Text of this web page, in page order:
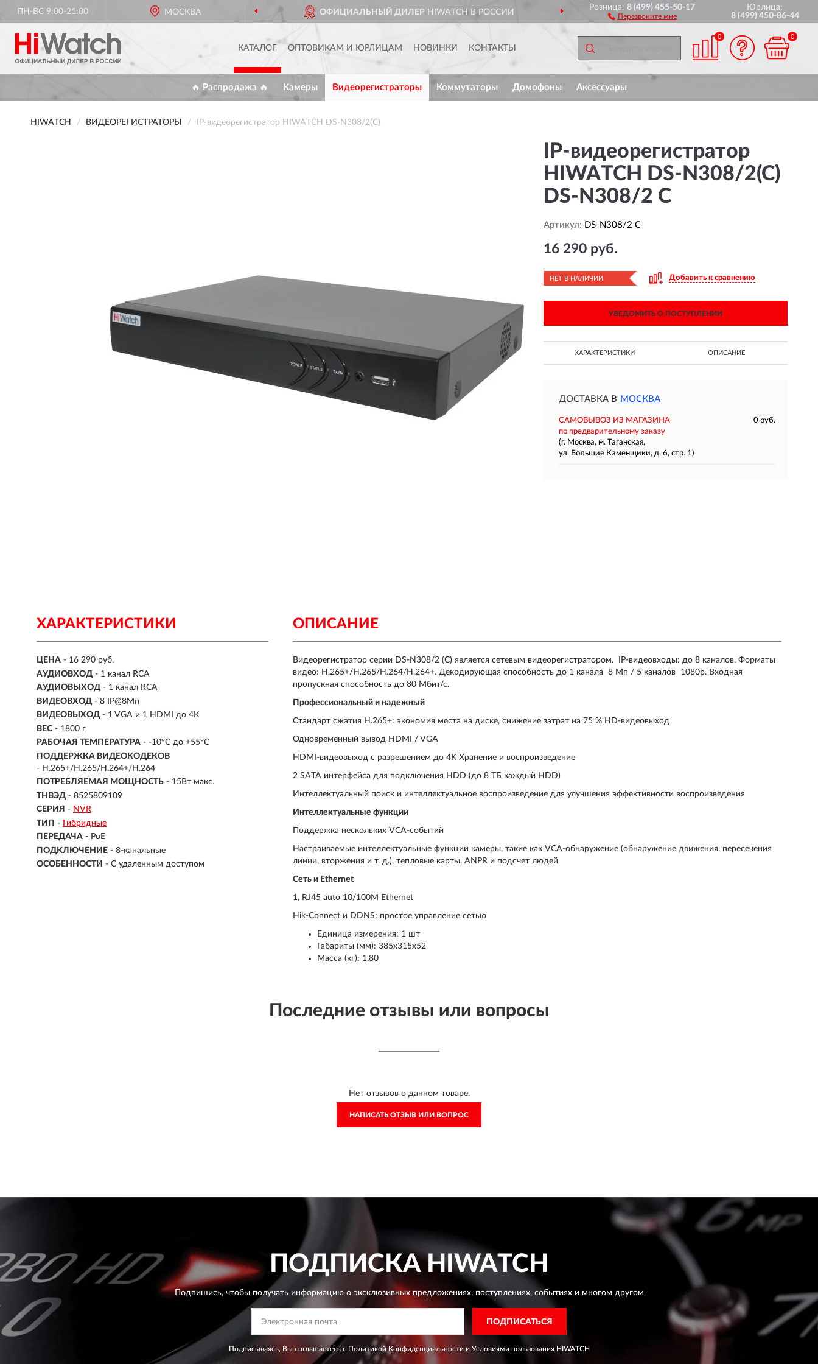
ПН-ВС 9:00-21:00 МОСКВА ОФИЦИАЛЬНЫЙ ДИЛЕРHIWATCH В РОССИИ ДОСТАВИМ ПО ВСЕЙ РОССИИ
Розница:8 (499) 455-50-17
Перезвоните мне
Юрлица:
8 (499) 450-86-44
КАТАЛОГ ОПТОВИКАМ И ЮРЛИЦАМ НОВИНКИ КОНТАКТЫ
0 0
🔥 Распродажа 🔥 Камеры Видеорегистраторы Коммутаторы Домофоны Аксессуары
HIWATCH ВИДЕОРЕГИСТРАТОРЫ IP-видеорегистратор HIWATCH DS-N308/2(C)
IP-видеорегистратор
HIWATCH DS-N308/2(C)
DS-N308/2 C
Артикул: DS-N308/2 C
16 290 руб.
НЕТ В НАЛИЧИИ Добавить к сравнению
УВЕДОМИТЬ О ПОСТУПЛЕНИИ
ХАРАКТЕРИСТИКИ ОПИСАНИЕ
ДОСТАВКА В МОСКВА
САМОВЫВОЗ ИЗ МАГАЗИНА
0 руб.
по предварительному заказу
(г. Москва, м. Таганская,
ул. Большие Каменщики, д. 6, стр. 1)
ХАРАКТЕРИСТИКИ
ЦЕНА - 16 290 руб.
АУДИОВХОД - 1 канал RCA
АУДИОВЫХОД - 1 канал RCA
ВИДЕОВХОД - 8 IP@8Мп
ВИДЕОВЫХОД - 1 VGA и 1 HDMI до 4К
ВЕС - 1800 г
РАБОЧАЯ ТЕМПЕРАТУРА - -10°C до +55°C
ПОДДЕРЖКА ВИДЕОКОДЕКОВ
- H.265+/H.265/H.264+/H.264
ПОТРЕБЛЯЕМАЯ МОЩНОСТЬ - 15Вт макс.
ТНВЭД - 8525809109
СЕРИЯ - NVR
ТИП - Гибридные
ПЕРЕДАЧА - PoE
ПОДКЛЮЧЕНИЕ - 8-канальные
ОСОБЕННОСТИ - С удаленным доступом
ОПИСАНИЕ
Видеорегистратор серии DS-N308/2 (C) является сетевым видеорегистратором. IP-видеовходы: до 8 каналов. Форматы
видео: H.265+/H.265/H.264/H.264+. Декодирующая способность до 1 канала 8 Мп / 5 каналов 1080p. Входная
пропускная способность до 80 Мбит/с.
Профессиональный и надежный
Стандарт сжатия H.265+: экономия места на диске, снижение затрат на 75 % HD-видеовыход
Одновременный вывод HDMI / VGA
HDMI-видеовыход с разрешением до 4K Хранение и воспроизведение
2 SATA интерфейса для подключения HDD (до 8 TБ каждый HDD)
Интеллектуальный поиск и интеллектуальное воспроизведение для улучшения эффективности воспроизведения
Интеллектуальные функции
Поддержка нескольких VCA-событий
Настраиваемые интеллектуальные функции камеры, такие как VCA-обнаружение (обнаружение движения, пересечения
линии, вторжения и т. д.), тепловые карты, ANPR и подсчет людей
Сеть и Ethernet
1, RJ45 auto 10/100M Ethernet
Hik-Connect и DDNS: простое управление сетью
Единица измерения: 1 шт
Габариты (мм): 385x315x52
Масса (кг): 1.80
Последние отзывы или вопросы
Нет отзывов о данном товаре.
НАПИСАТЬ ОТЗЫВ ИЛИ ВОПРОС
ПОДПИСКАHIWATCH
Подпишись, чтобы получать информацию о эксклюзивных предложениях,поступлениях, событиях и многом другом
ПОДПИСАТЬСЯ
Подписываясь, Вы соглашаетесь с Политикой Конфиденциальности и Условиями пользованияHIWATCH